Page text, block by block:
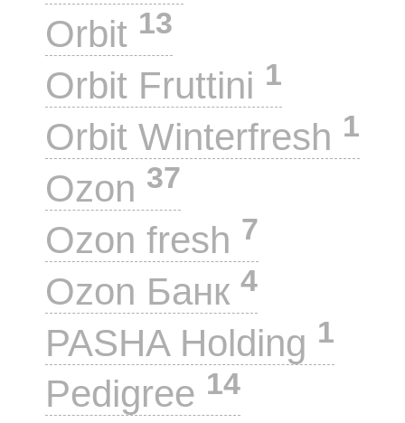
Orbit 13
Orbit Fruttini 1
Orbit Winterfresh 1
Ozon 37
Ozon fresh 7
Ozon Банк 4
PASHA Holding 1
Pedigree 14